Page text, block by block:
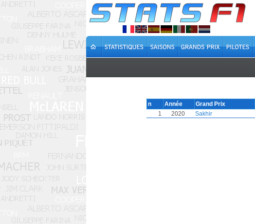
n Année Grand Prix
1
2020 Sakhir